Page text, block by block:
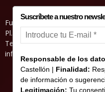
Fundació Caixa Castelló • Casa
Pl. de l’Herba, s/nº. 12001
Telèfon 964 232 551 • Fax
Suscríbete a nuestro
Responsable de los
Castellón | Finalidad:
de información o
Legitimación: Tu